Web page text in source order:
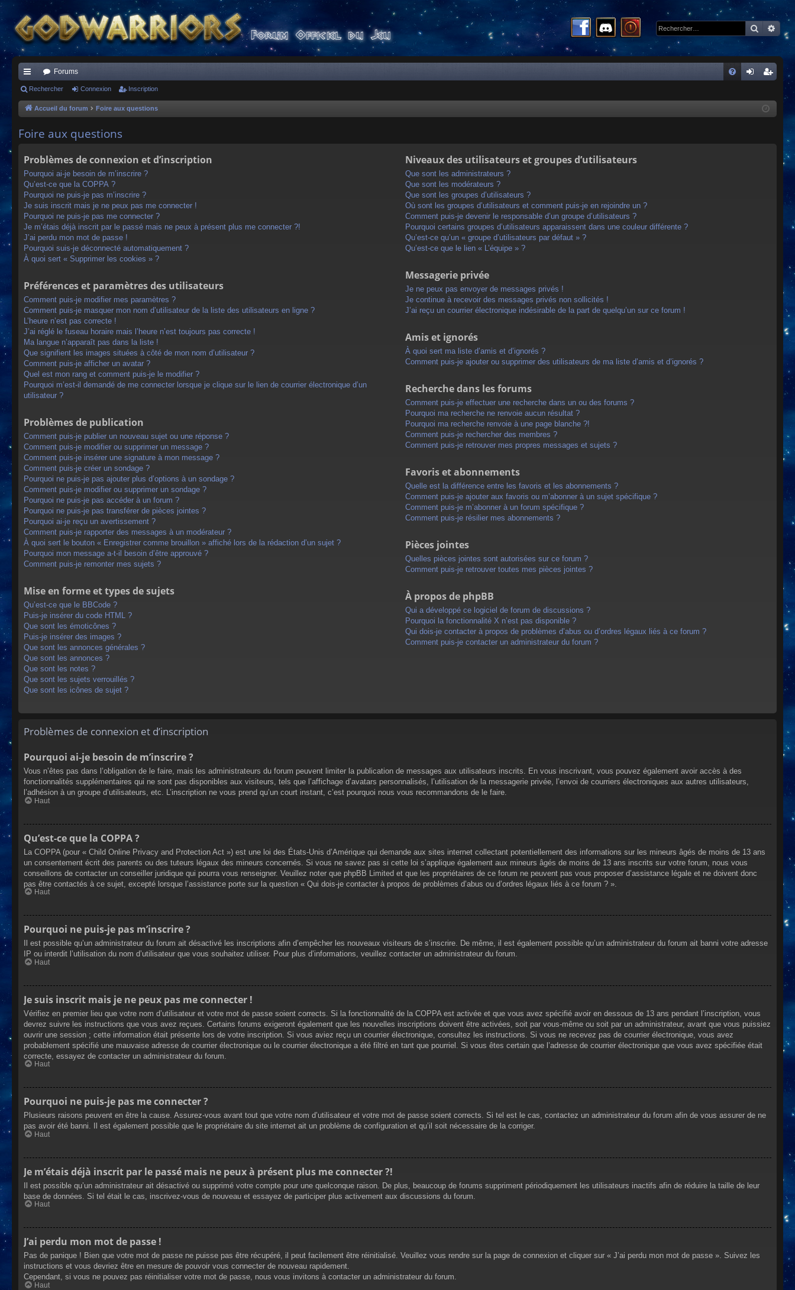
ac
co
s
Forums
cri
Rechercher Connexion Inscription
Accueil du forum Foire aux questions
Foire aux questions
Problèmes de connexion et d’inscription
Pourquoi ai-je besoin de m’inscrire ?
Qu’est-ce que la COPPA ?
Pourquoi ne puis-je pas m’inscrire ?
Je suis inscrit mais je ne peux pas me connecter !
Pourquoi ne puis-je pas me connecter ?
Je m’étais déjà inscrit par le passé mais ne peux à présent plus me connecter ?!
J’ai perdu mon mot de passe !
Pourquoi suis-je déconnecté automatiquement ?
À quoi sert « Supprimer les cookies » ?
Préférences et paramètres des utilisateurs
Comment puis-je modifier mes paramètres ?
Comment puis-je masquer mon nom d’utilisateur de la liste des utilisateurs en ligne ?
L’heure n’est pas correcte !
J’ai réglé le fuseau horaire mais l’heure n’est toujours pas correcte !
Ma langue n’apparaît pas dans la liste !
Que signifient les images situées à côté de mon nom d’utilisateur ?
Comment puis-je afficher un avatar ?
Quel est mon rang et comment puis-je le modifier ?
Pourquoi m’est-il demandé de me connecter lorsque je clique sur le lien de courrier électronique d’un
utilisateur ?
Problèmes de publication
Comment puis-je publier un nouveau sujet ou une réponse ?
Comment puis-je modifier ou supprimer un message ?
Comment puis-je insérer une signature à mon message ?
Comment puis-je créer un sondage ?
Pourquoi ne puis-je pas ajouter plus d’options à un sondage ?
Comment puis-je modifier ou supprimer un sondage ?
Pourquoi ne puis-je pas accéder à un forum ?
Pourquoi ne puis-je pas transférer de pièces jointes ?
Pourquoi ai-je reçu un avertissement ?
Comment puis-je rapporter des messages à un modérateur ?
À quoi sert le bouton « Enregistrer comme brouillon » affiché lors de la rédaction d’un sujet ?
Pourquoi mon message a-t-il besoin d’être approuvé ?
Comment puis-je remonter mes sujets ?
Mise en forme et types de sujets
Qu’est-ce que le BBCode ?
Puis-je insérer du code HTML ?
Que sont les émoticônes ?
Puis-je insérer des images ?
Que sont les annonces générales ?
Que sont les annonces ?
Que sont les notes ?
Que sont les sujets verrouillés ?
Que sont les icônes de sujet ?
Niveaux des utilisateurs et groupes d’utilisateurs
Que sont les administrateurs ?
Que sont les modérateurs ?
Que sont les groupes d’utilisateurs ?
Où sont les groupes d’utilisateurs et comment puis-je en rejoindre un ?
Comment puis-je devenir le responsable d’un groupe d’utilisateurs ?
Pourquoi certains groupes d’utilisateurs apparaissent dans une couleur différente ?
Qu’est-ce qu’un « groupe d’utilisateurs par défaut » ?
Qu’est-ce que le lien « L’équipe » ?
Messagerie privée
Je ne peux pas envoyer de messages privés !
Je continue à recevoir des messages privés non sollicités !
J’ai reçu un courrier électronique indésirable de la part de quelqu’un sur ce forum !
Amis et ignorés
À quoi sert ma liste d’amis et d’ignorés ?
Comment puis-je ajouter ou supprimer des utilisateurs de ma liste d’amis et d’ignorés ?
Recherche dans les forums
Comment puis-je effectuer une recherche dans un ou des forums ?
Pourquoi ma recherche ne renvoie aucun résultat ?
Pourquoi ma recherche renvoie à une page blanche ?!
Comment puis-je rechercher des membres ?
Comment puis-je retrouver mes propres messages et sujets ?
Favoris et abonnements
Quelle est la différence entre les favoris et les abonnements ?
Comment puis-je ajouter aux favoris ou m’abonner à un sujet spécifique ?
Comment puis-je m’abonner à un forum spécifique ?
Comment puis-je résilier mes abonnements ?
Pièces jointes
Quelles pièces jointes sont autorisées sur ce forum ?
Comment puis-je retrouver toutes mes pièces jointes ?
À propos de phpBB
Qui a développé ce logiciel de forum de discussions ?
Pourquoi la fonctionnalité X n’est pas disponible ?
Qui dois-je contacter à propos de problèmes d’abus ou d’ordres légaux liés à ce forum ?
Comment puis-je contacter un administrateur du forum ?
Problèmes de connexion et d’inscription
Pourquoi ai-je besoin de m’inscrire ?
Vous n’êtes pas dans l’obligation de le faire, mais les administrateurs du forum peuvent limiter la publication de messages aux utilisateurs inscrits. En vous inscrivant, vous pouvez également avoir accès à des
fonctionnalités supplémentaires qui ne sont pas disponibles aux visiteurs, tels que l’affichage d’avatars personnalisés, l’utilisation de la messagerie privée, l’envoi de courriers électroniques aux autres utilisateurs,
l’adhésion à un groupe d’utilisateurs, etc. L’inscription ne vous prend qu’un court instant, c’est pourquoi nous vous recommandons de le faire.
Haut
Qu’est-ce que la COPPA ?
La COPPA (pour « Child Online Privacy and Protection Act ») est une loi des États-Unis d’Amérique qui demande aux sites internet collectant potentiellement des informations sur les mineurs âgés de moins de 13 ans
un consentement écrit des parents ou des tuteurs légaux des mineurs concernés. Si vous ne savez pas si cette loi s’applique également aux mineurs âgés de moins de 13 ans inscrits sur votre forum, nous vous
conseillons de contacter un conseiller juridique qui pourra vous renseigner. Veuillez noter que phpBB Limited et que les propriétaires de ce forum ne peuvent pas vous proposer d’assistance légale et ne doivent donc
pas être contactés à ce sujet, excepté lorsque l’assistance porte sur la question « Qui dois-je contacter à propos de problèmes d’abus ou d’ordres légaux liés à ce forum ? ».
Haut
Pourquoi ne puis-je pas m’inscrire ?
Il est possible qu’un administrateur du forum ait désactivé les inscriptions afin d’empêcher les nouveaux visiteurs de s’inscrire. De même, il est également possible qu’un administrateur du forum ait banni votre adresse
IP ou interdit l’utilisation du nom d’utilisateur que vous souhaitez utiliser. Pour plus d’informations, veuillez contacter un administrateur du forum.
Haut
Je suis inscrit mais je ne peux pas me connecter !
Vérifiez en premier lieu que votre nom d’utilisateur et votre mot de passe soient corrects. Si la fonctionnalité de la COPPA est activée et que vous avez spécifié avoir en dessous de 13 ans pendant l’inscription, vous
devrez suivre les instructions que vous avez reçues. Certains forums exigeront également que les nouvelles inscriptions doivent être activées, soit par vous-même ou soit par un administrateur, avant que vous puissiez
ouvrir une session ; cette information était présente lors de votre inscription. Si vous aviez reçu un courrier électronique, consultez les instructions. Si vous ne recevez pas de courrier électronique, vous avez
probablement spécifié une mauvaise adresse de courrier électronique ou le courrier électronique a été filtré en tant que pourriel. Si vous êtes certain que l’adresse de courrier électronique que vous avez spécifiée était
correcte, essayez de contacter un administrateur du forum.
Haut
Pourquoi ne puis-je pas me connecter ?
Plusieurs raisons peuvent en être la cause. Assurez-vous avant tout que votre nom d’utilisateur et votre mot de passe soient corrects. Si tel est le cas, contactez un administrateur du forum afin de vous assurer de ne
pas avoir été banni. Il est également possible que le propriétaire du site internet ait un problème de configuration et qu’il soit nécessaire de la corriger.
Haut
Je m’étais déjà inscrit par le passé mais ne peux à présent plus me connecter ?!
Il est possible qu’un administrateur ait désactivé ou supprimé votre compte pour une quelconque raison. De plus, beaucoup de forums suppriment périodiquement les utilisateurs inactifs afin de réduire la taille de leur
base de données. Si tel était le cas, inscrivez-vous de nouveau et essayez de participer plus activement aux discussions du forum.
Haut
J’ai perdu mon mot de passe !
Pas de panique ! Bien que votre mot de passe ne puisse pas être récupéré, il peut facilement être réinitialisé. Veuillez vous rendre sur la page de connexion et cliquer sur « J’ai perdu mon mot de passe ». Suivez les
instructions et vous devriez être en mesure de pouvoir vous connecter de nouveau rapidement.
Cependant, si vous ne pouvez pas réinitialiser votre mot de passe, nous vous invitons à contacter un administrateur du forum.
Haut